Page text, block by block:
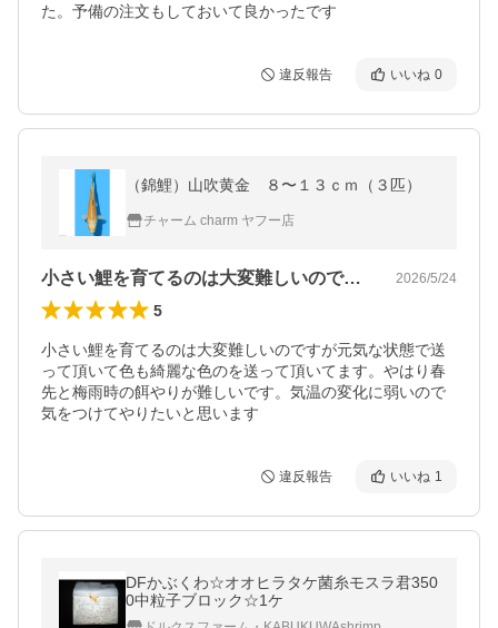
た。予備の注文もしておいて良かったです
違反報告 いいね 0
（錦鯉）山吹黄金 ８〜１３ｃｍ（３匹）
チャーム charm ヤフー店
小さい鯉を育てるのは大変難しいのですが… 2026/5/24
5
小さい鯉を育てるのは大変難しいのですが元気な状態で送
って頂いて色も綺麗な色のを送って頂いてます。やはり春
先と梅雨時の餌やりが難しいです。気温の変化に弱いので
気をつけてやりたいと思います
違反報告 いいね 1
DFかぶくわ☆オオヒラタケ菌糸モスラ君350
0中粒子ブロック☆1ケ